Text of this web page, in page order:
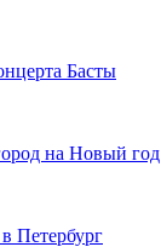
Басты
на Новый год
Петербург